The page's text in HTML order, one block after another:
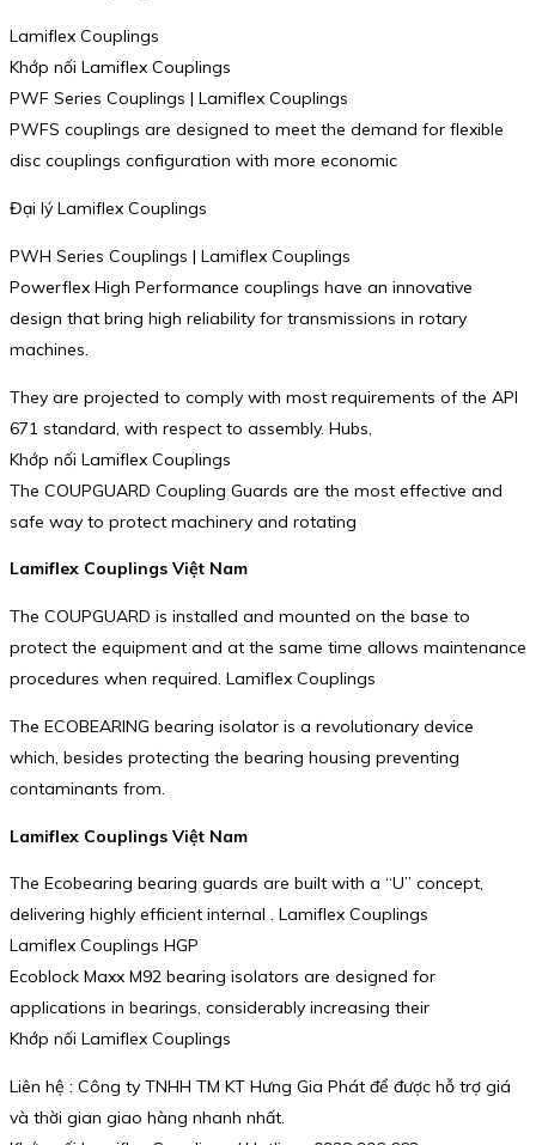
Lamiflex Couplings
Khớp nối Lamiflex Couplings
PWF Series Couplings | Lamiflex Couplings
PWFS couplings are designed to meet the demand for flexible
disc couplings configuration with more economic
Đại lý Lamiflex Couplings
PWH Series Couplings | Lamiflex Couplings
Powerflex High Performance couplings have an innovative
design that bring high reliability for transmissions in rotary
machines.
They are projected to comply with most requirements of the API
671 standard, with respect to assembly. Hubs,
Khớp nối Lamiflex Couplings
The COUPGUARD Coupling Guards are the most effective and
safe way to protect machinery and rotating
Lamiflex Couplings Việt Nam
The COUPGUARD is installed and mounted on the base to
protect the equipment and at the same time allows maintenance
procedures when required. Lamiflex Couplings
The ECOBEARING bearing isolator is a revolutionary device
which, besides protecting the bearing housing preventing
contaminants from.
Lamiflex Couplings Việt Nam
The Ecobearing bearing guards are built with a “U” concept,
delivering highly efficient internal . Lamiflex Couplings
Lamiflex Couplings HGP
Ecoblock Maxx M92 bearing isolators are designed for
applications in bearings, considerably increasing their
Khớp nối Lamiflex Couplings
Liên hệ : Công ty TNHH TM KT Hưng Gia Phát để được hỗ trợ giá
và thời gian giao hàng nhanh nhất.